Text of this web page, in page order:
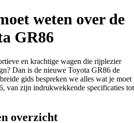
weten over de
GR86
en krachtige wagen die rijplezier
Dan is de nieuwe Toyota GR86 de
gids bespreken we alles wat je moet
van zijn indrukwekkende specificaties tot
overzicht